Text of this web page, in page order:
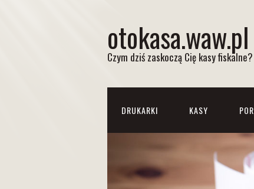
otokasa.waw.pl
Czym dziś zaskoczą Cię kasy fiskalne?
DRUKARKI KASY